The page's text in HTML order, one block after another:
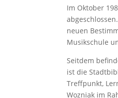
Im Oktober
neuen
Musikschule
Seitdem
ist die
Treffpunkt,
Wozniak im